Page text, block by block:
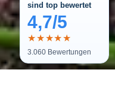
sind top bewertet
4,7/5
★★★★★
3.060 Bewertungen